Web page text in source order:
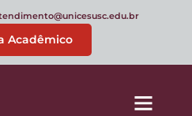
Acadêmico